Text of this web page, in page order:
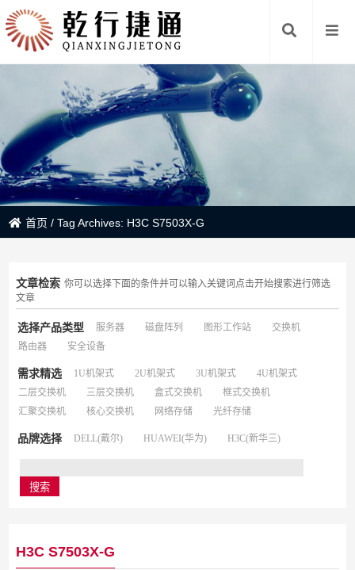
首页 /Tag Archives: H3C S7503X-G
文章检索 你可以选择下面的条件并可以输入关键词点击开始搜索进行筛选
文章
选择产品类型 服务器 磁盘阵列 图形工作站
交换机
路由器
安全设备
需求精选 1U机架式 2U机架式 3U机架式
4U机架式
二层交换机
三层交换机 盒式交换机
框式交换机
汇聚交换机
核心交换机 网络存储 光纤存储
品牌选择 DELL(戴尔) HUAWEI(华为) H3C(新华三)
H3C S7503X-G